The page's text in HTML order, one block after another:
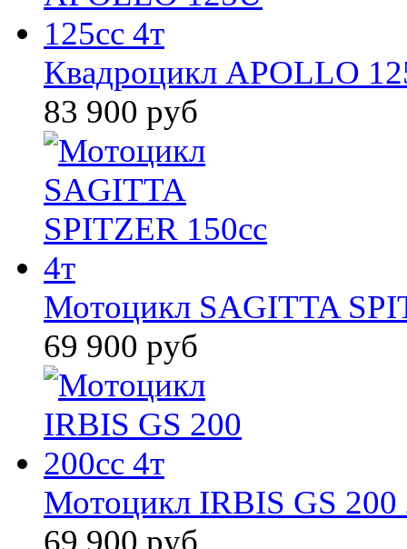
Квадроцикл APOLLO
83 900 руб
Мотоцикл SAGITTA
69 900 руб
Мотоцикл IRBIS GS 200
69 900 руб